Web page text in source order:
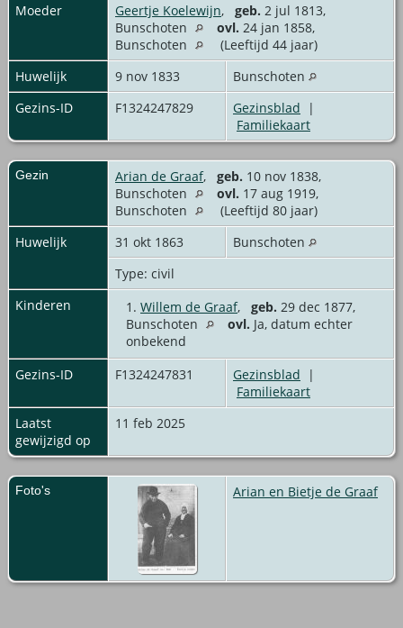
Moeder
Geertje Koelewijn, geb. 2 jul 1813,
Bunschoten
ovl. 24 jan 1858,
Bunschoten
(Leeftijd 44 jaar)
Huwelijk
9 nov 1833
Bunschoten
Gezins-ID
F1324247829 Gezinsblad |
Familiekaart
Gezin Arian de Graaf, geb. 10 nov 1838,
Bunschoten
ovl. 17 aug 1919,
Bunschoten
(Leeftijd 80 jaar)
Huwelijk
31 okt 1863
Bunschoten
Type: civil
Kinderen
1. Willem de Graaf, geb. 29 dec 1877,
Bunschoten
ovl. Ja, datum echter
onbekend
Gezins-ID
F1324247831 Gezinsblad |
Familiekaart
Laatst
gewijzigd op
11 feb 2025
Foto's Arian en Bietje de Graaf